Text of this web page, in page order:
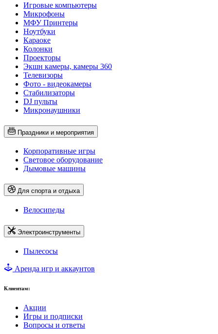
Игровые компьютеры
Микрофоны
МФУ Принтеры
Ноутбуки
Караоке
Колонки
Проекторы
Экшн камеры, камеры 360
Телевизоры
Фото - видеокамеры
Стабилизаторы
DJ пульты
Микронаушники
Праздники и мероприятия
Корпоративные игры
Световое оборудование
Дымовые машины
Для спорта и отдыха
Велосипеды
Электроинструменты
Пылесосы
Аренда игр и аккаунтов
Клиентам:
Акции
Игры и подписки
Вопросы и ответы